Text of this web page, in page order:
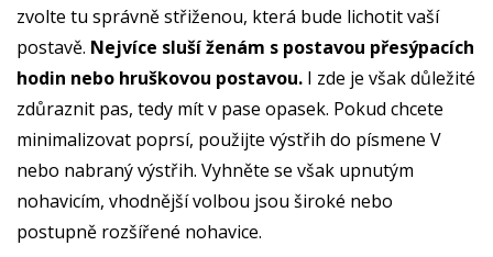
zvolte tu správně střiženou, která bude lichotit vaší
postavě. Nejvíce sluší ženám s postavou přesýpacích
hodin nebo hruškovou postavou. I zde je však důležité
zdůraznit pas, tedy mít v pase opasek. Pokud chcete
minimalizovat poprsí, použijte výstřih do písmene V
nebo nabraný výstřih. Vyhněte se však upnutým
nohavicím, vhodnější volbou jsou široké nebo
postupně rozšířené nohavice.